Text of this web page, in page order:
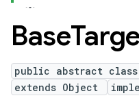
Base
public abstract class
extends Object